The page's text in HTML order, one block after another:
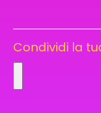
Condividi la